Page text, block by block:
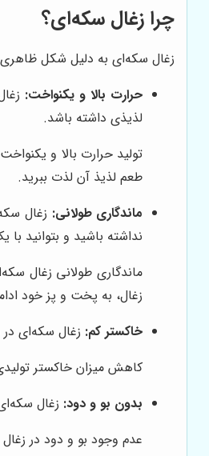
چرا زغال سکه‌ای؟
زغال سکه‌ای به دلیل شکل
حرارت بالا و یکنواخت:
لذیذی داشته باشد.
تولید حرارت بالا و
طعم لذیذ آن لذت ببرید.
ماندگاری طولانی: زغال
نداشته باشید و بتوانید
ماندگاری طولانی زغال
زغال، به پخت و پز خود
خاکستر کم: زغال سکه‌ای
کاهش میزان خاکستر
بدون بو و دود: زغال
عدم وجود بو و دود در